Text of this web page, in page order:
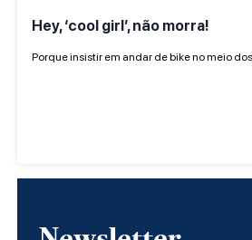
Hey, ‘cool girl’, não morra!
Porque insistir em andar de bike no meio dos